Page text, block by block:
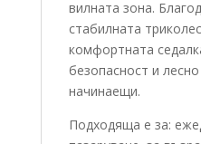
вилната зона.
стабилната
комфортната
безопасност и
начинаещи.
Подходяща е за: